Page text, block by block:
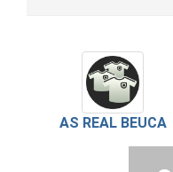
AS REAL BEUCA